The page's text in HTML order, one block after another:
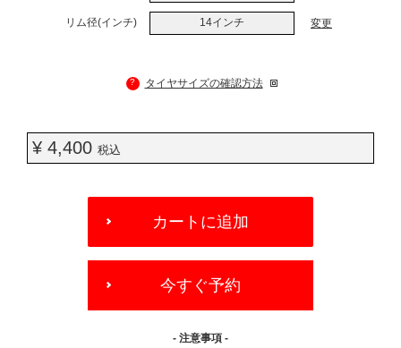
リム径(インチ) 14インチ 変更
? タイヤサイズの確認方法
¥ 4,400 税込
OPTIONS
カートに追加
今すぐ予約
- 注意事項 -